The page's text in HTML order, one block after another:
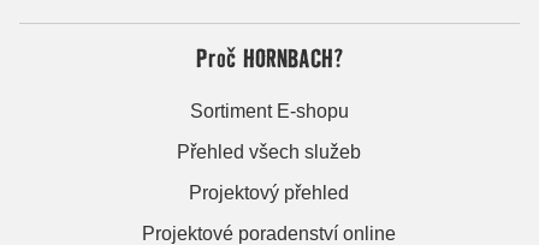
Proč HORNBACH?
Sortiment E-shopu
Přehled všech služeb
Projektový přehled
Projektové poradenství online